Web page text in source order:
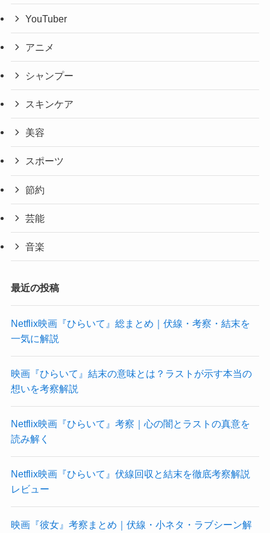
YouTuber
アニメ
シャンプー
スキンケア
美容
スポーツ
節約
芸能
音楽
最近の投稿
Netflix映画『ひらいて』総まとめ｜伏線・考察・結末を
一気に解説
映画『ひらいて』結末の意味とは？ラストが示す本当の
想いを考察解説
Netflix映画『ひらいて』考察｜心の闇とラストの真意を
読み解く
Netflix映画『ひらいて』伏線回収と結末を徹底考察解説
レビュー
映画『彼女』考察まとめ｜伏線・小ネタ・ラブシーン解